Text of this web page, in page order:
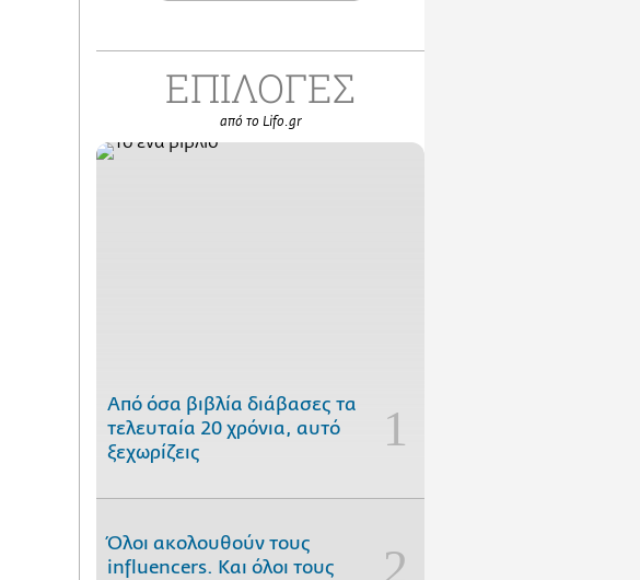
ΕΠΙΛΟΓΕΣ
από το Lifo.gr
Από όσα βιβλία διάβασες τα
τελευταία 20 χρόνια, αυτό
ξεχωρίζεις
Όλοι ακολουθούν τους
influencers. Και όλοι τους